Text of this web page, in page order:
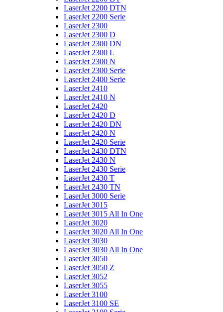
LaserJet 2200 DTN
LaserJet 2200 Serie
LaserJet 2300
LaserJet 2300 D
LaserJet 2300 DN
LaserJet 2300 L
LaserJet 2300 N
LaserJet 2300 Serie
LaserJet 2400 Serie
LaserJet 2410
LaserJet 2410 N
LaserJet 2420
LaserJet 2420 D
LaserJet 2420 DN
LaserJet 2420 N
LaserJet 2420 Serie
LaserJet 2430 DTN
LaserJet 2430 N
LaserJet 2430 Serie
LaserJet 2430 T
LaserJet 2430 TN
LaserJet 3000 Serie
LaserJet 3015
LaserJet 3015 All In One
LaserJet 3020
LaserJet 3020 All In One
LaserJet 3030
LaserJet 3030 All In One
LaserJet 3050
LaserJet 3050 Z
LaserJet 3052
LaserJet 3055
LaserJet 3100
LaserJet 3100 SE